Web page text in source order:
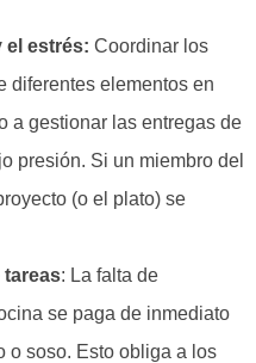
el estrés: Coordinar los
diferentes elementos en
a gestionar las entregas de
presión. Si un miembro del
(o el plato) se
tareas: La falta de
se paga de inmediato
o soso. Esto obliga a los